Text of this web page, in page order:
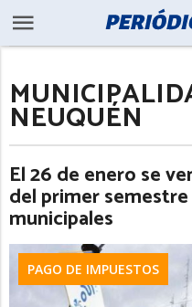
NEUQUÉN
El 26 de enero se
del primer
municipales
PAGO DE IMPUESTOS